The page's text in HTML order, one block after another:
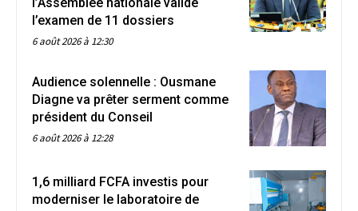
l’examen de 11 dossiers
6 août 2026 à 12:30
Audience solennelle : Ousmane
Diagne va prêter serment comme
président du Conseil
6 août 2026 à 12:28
1,6 milliard FCFA investis pour
moderniser le laboratoire de